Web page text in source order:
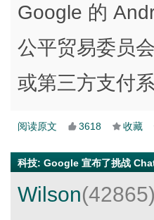
Google 的
公平贸易委员
或第三方支付系
阅读原文 3618 收藏
科技: Google 宣布了挑战
Wilson(42865)